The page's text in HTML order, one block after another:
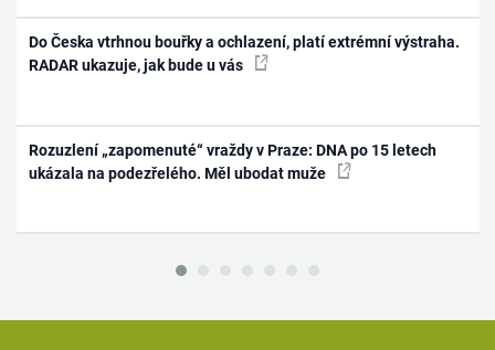
Do Česka vtrhnou bouřky a ochlazení, platí extrémní výstraha.
RADAR ukazuje, jak bude u vás
Rozuzlení „zapomenuté“ vraždy v Praze: DNA po 15 letech
ukázala na podezřelého. Měl ubodat muže